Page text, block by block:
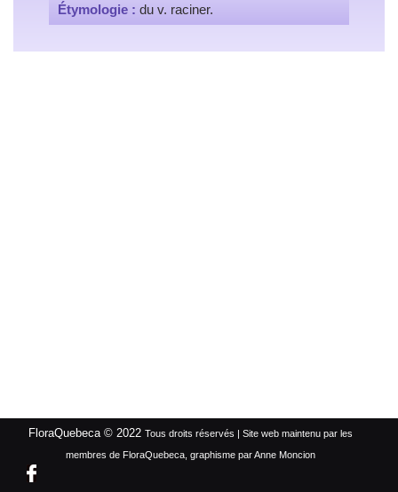
Étymologie : du v. raciner.
FloraQuebeca © 2022 Tous droits réservés | Site web maintenu par les
membres de FloraQuebeca, graphisme par Anne Moncion